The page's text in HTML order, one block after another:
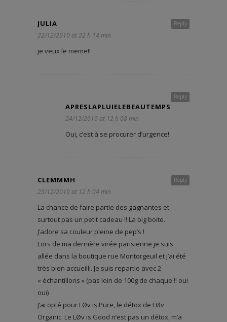
Reply
JULIA
22/12/2010 at 22 h 14 min
je veux le meme!!
Reply
APRESLAPLUIELEBEAUTEMPS
24/12/2010 at 12 h 08 min
Oui, c’est à se procurer d’urgence!
Reply
CLEMMMH
23/12/2010 at 12 h 04 min
La chance de faire partie des gagnantes et
surtout pas un petit cadeau !! La big boite.
J’adore sa couleur pleine de pep’s !
Lors de ma dernière virée parisienne je suis
allée dans la boutique rue Montorgeuil et j’ai été
très bien accueilli. Je suis repartie avec 2
« échantillons » (pas loin de 100g de chaque !! oui
oui)
J’ai opté pour LØv is Pure, le détox de LØv
Organic. Le LØv is Good n’est pas un détox, m’a